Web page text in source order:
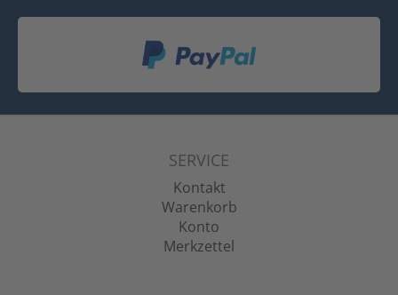
SERVICE
Kontakt
Warenkorb
Konto
Merkzettel